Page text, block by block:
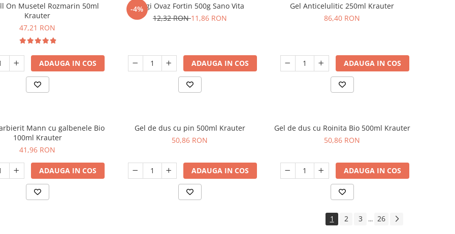
On Musetel Rozmarin 50ml
Krauter
47,21 RON
ADAUGA IN COS
-4%
Fulgi Ovaz Fortin 500g Sano Vita
12,32 RON11,86 RON
ADAUGA IN COS
Gel Anticelulitic 250ml Krauter
86,40 RON
ADAUGA IN COS
Mann cu galbenele Bio
100ml Krauter
41,96 RON
ADAUGA IN COS
Gel de dus cu pin 500ml Krauter
50,86 RON
ADAUGA IN COS
Gel de dus cu Roinita Bio 500ml Krauter
50,86 RON
ADAUGA IN COS
1 2 3 ... 26